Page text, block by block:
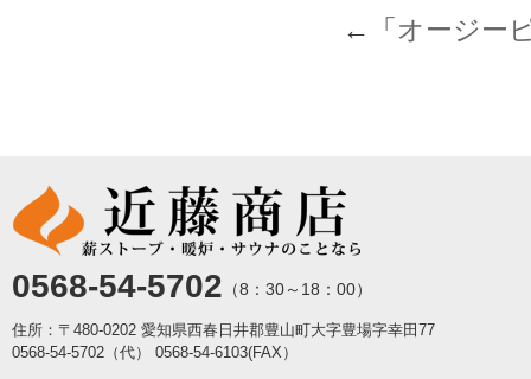
←「オージー
0568-54-5702 （8：30～18：00）
住所：〒480-0202 愛知県西春日井郡豊山町大字豊場字幸田77
0568-54-5702（代）
0568-54-6103(FAX）